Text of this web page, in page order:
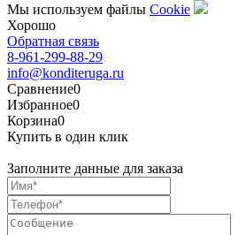
Мы используем файлы Сookie
Хорошо
Обратная связь
8-961-299-88-29
info@konditeruga.ru
Сравнение0
Избранное0
Корзина0
Купить в один клик
Заполните данные для заказа